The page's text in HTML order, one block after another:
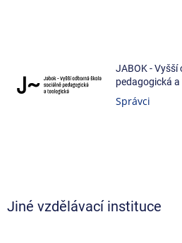
JABOK -
pedagogická
Správci
Jiné vzdělávací instituce